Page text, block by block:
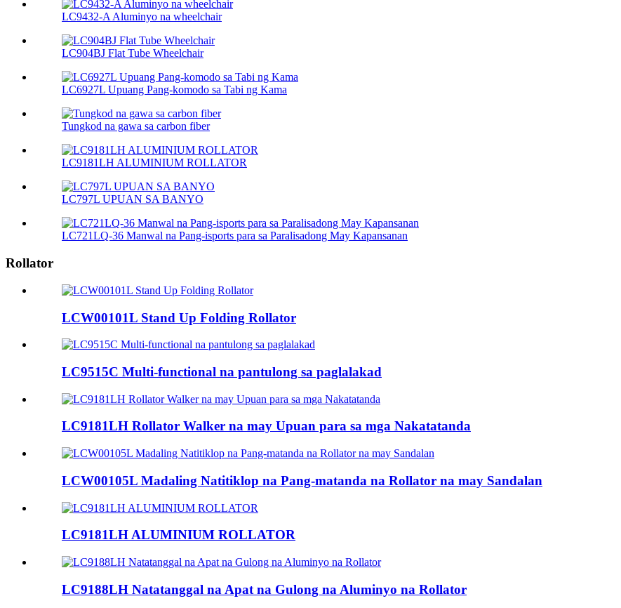
LC9432-A Aluminyo na wheelchair
LC904BJ Flat Tube Wheelchair
LC6927L Upuang Pang-komodo sa Tabi ng Kama
Tungkod na gawa sa carbon fiber
LC9181LH ALUMINIUM ROLLATOR
LC797L UPUAN SA BANYO
LC721LQ-36 Manwal na Pang-isports para sa Paralisadong May Kapansanan
Rollator
LCW00101L Stand Up Folding Rollator
LC9515C Multi-functional na pantulong sa paglalakad
LC9181LH Rollator Walker na may Upuan para sa mga Nakatatanda
LCW00105L Madaling Natitiklop na Pang-matanda na Rollator na may Sandalan
LC9181LH ALUMINIUM ROLLATOR
LC9188LH Natatanggal na Apat na Gulong na Aluminyo na Rollator